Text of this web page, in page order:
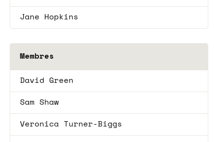
Jane Hopkins
Membres
David Green
Sam Shaw
Veronica Turner-Biggs